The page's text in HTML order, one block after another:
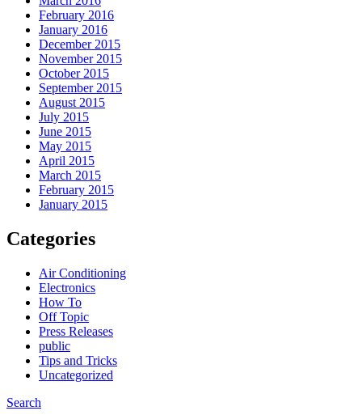
February 2016
January 2016
December 2015
November 2015
October 2015
September 2015
August 2015
July 2015
June 2015
May 2015
April 2015
March 2015
February 2015
January 2015
Categories
Air Conditioning
Electronics
How To
Off Topic
Press Releases
public
Tips and Tricks
Uncategorized
Search